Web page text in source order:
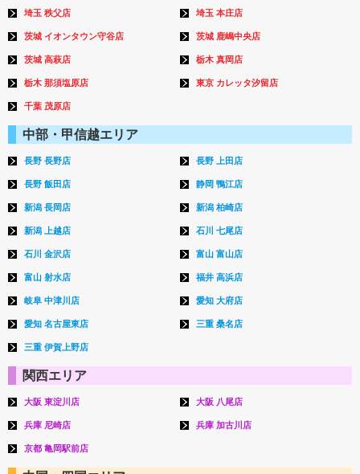
埼玉 秩父店 埼玉 本庄店
茨城 イオンタウン守谷店 茨城 鹿嶋中央店
茨城 高萩店 栃木 真岡店
栃木 那須塩原店 東京 カレッタ汐留店
千葉 茂原店
中部・甲信越エリア
長野 長野店 長野 上田店
長野 飯田店 静岡 鴨江店
新潟 長岡店 新潟 柏崎店
新潟 上越店 石川 七尾店
石川 金沢店 富山 富山店
富山 射水店 福井 高浜店
岐阜 中津川店 愛知 大府店
愛知 名古屋東店 三重 桑名店
三重 伊賀上野店
関西エリア
大阪 東淀川店 大阪 八尾店
兵庫 尼崎店 兵庫 加古川店
京都 亀岡駅前店